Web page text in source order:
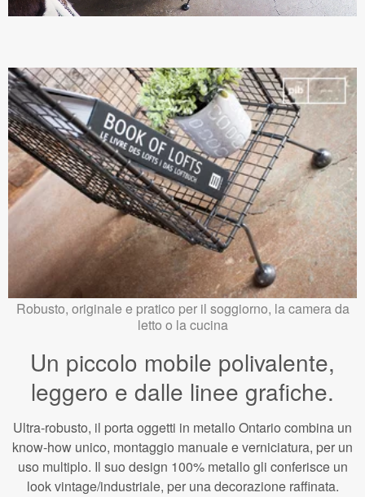
Robusto, originale e pratico per il soggiorno, la camera da
letto o la cucina
Un piccolo mobile polivalente,
leggero e dalle linee grafiche.
Ultra-robusto, il porta oggetti in metallo Ontario combina un
know-how unico, montaggio manuale e verniciatura, per un
uso multiplo. Il suo design 100% metallo gli conferisce un
look vintage/industriale, per una decorazione raffinata.